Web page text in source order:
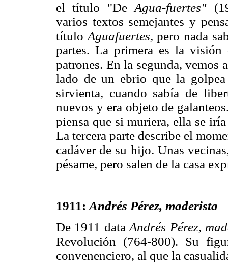
el título "DeAgua-fuertes"
varios textos semejantes y
título Aguafuertes, pero nada
partes. La primera es la
patrones. En la segunda, vemos
lado de un ebrio que la
sirvienta, cuando sabía de
nuevos y era objeto de
piensa que si muriera, ella se
La tercera parte describe el
cadáver de su hijo. Unas
pésame, pero salen de la casa
1911:Andrés Pérez, maderista
De 1911 dataAndrés Pérez,
Revolución (764-800). Su
convenenciero, al que la